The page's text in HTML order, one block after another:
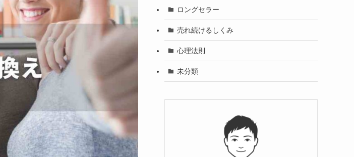
ロングセラー
売れ続けるしくみ
心理法則
未分類